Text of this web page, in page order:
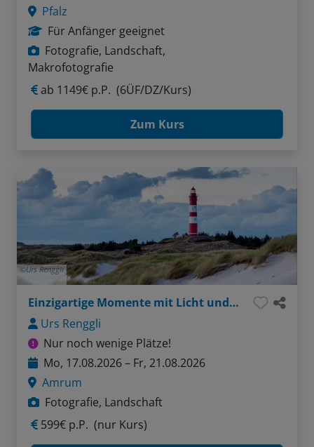
Pfalz
Für Anfänger geeignet
Fotografie, Landschaft,
Makrofotografie
ab 1149€ p.P. (6ÜF/DZ/Kurs)
Zum Kurs
Urs Renggli
Einzigartige Momente mit Licht und Kamera
Urs Renggli
Nur noch wenige Plätze!
Mo, 17.08.2026 – Fr, 21.08.2026
Amrum
Fotografie, Landschaft
599€ p.P. (nur Kurs)